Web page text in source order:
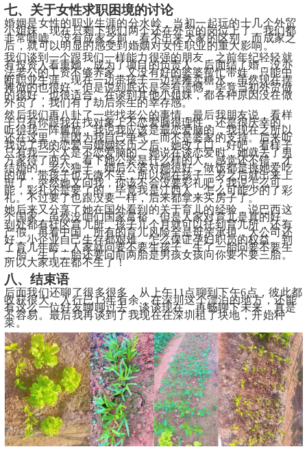
七、关于女性求职困境的讨论
婚姻是女性的职业生涯的分水岭，当初一起玩的十几个外贸
小姐妹，现在只剩下我们两个还在外贸的岗位上了，我们都
非常嘘嘘。没有成家之前，看不出来大家的区别，而成家之
后，就可以明显的感受到婚姻对女性职业的重大影响。
我们谈到一个跟我们一样能力很强的朋友，之前年纪轻轻就
有投资人看重她，成为了项目的负责人。后面结了婚，没办
法老公的工资不够养家，又没有好的婆婆帮忙带娃，只能中
断职业生涯，现在一边带孩子一边摆摊卖糖水。虽然现在摆
摊做的也很好，但是说到底还是会有遗憾，毕竟当初外贸做
的很好，也很适合。在谈到其他小姐妹，都各种原因没在做
外贸了，我们有了劫后余生的幸存感。
然后我们再八卦了一些找老公的事情，最后我朋友说，看样
子只有你跟我在找对象上不恋爱脑很理性，还是很庆幸的。
听得我一阵尴尬，我说我应该是最恋爱脑的，我现在之所以
还在这里，是因为我自己争气，而不是婆家的支持。后来听
我说了我的恋爱与婚姻经历之后，她改了口，好吧，看样子
只有我一个人是不恋爱脑的。她说在谈恋爱时，她就去了男
方家待了两天，看下她公婆是什么样的人。感觉还不错，才
结婚的。老公独子，婚后公婆对她很好，做饭都是挑她爱吃
的做，带孩子也无微不至，所以她在孩子一岁之后就出来上
班了。突然她又问我，你该不会没要彩礼吧？我说怎么可
能，彩礼还是要了的，毕竟我是江西人，怎么可能少的了彩
礼。不过要了也跟没要一样，后来都拿来买房子了。
她后来又分享了她在国外看到的关于育儿的经验，说巴西这
个国家，虽然没咱们国家富裕，但是人家对育儿是真的好。
到处都有社区育儿所，孩子几个月就可以托到育儿所，还有
产假。再看中国，所有的育儿风险全是母亲承担，大公司还
好，小企业自己生存都艰难，怎么保证孕妇职员的权益。到
了育儿年龄，人家就问要不要生孩子，生了一胎问要不要生
二胎，生了二胎还要问前两胎是男孩女孩问你要不要三胎。
所以大家现在都不生了！
八、结束语
后面我们还聊了很多很多，从上午11点聊到下午6点，彼此都
收获很大。入行已13年有余，在深圳这个漂泊的地方，还能
有这么一位好友聊聊过去，谈谈现在，再畅聊下未来，真是
不容易。最后我再谈到了我现在在深圳租了块地，开始种
菜。